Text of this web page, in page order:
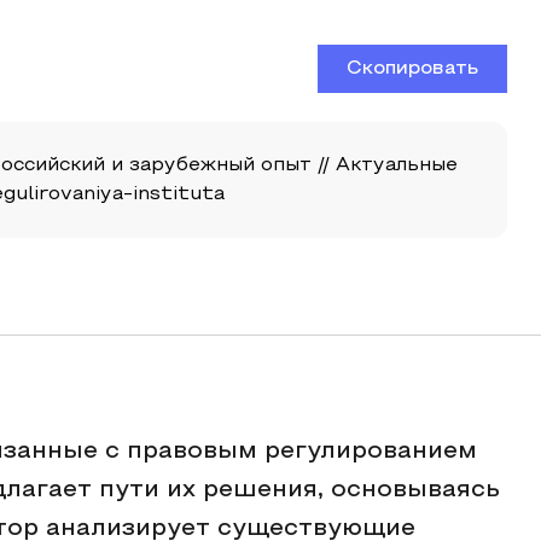
Скопировать
и зарубежный опыт // Актуальные
instituta
с правовым регулированием
пути их решения, основываясь
анализирует существующие